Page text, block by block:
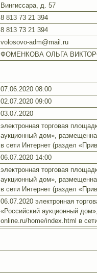
Вингиссара, д. 57
8 813 73 21 394
8 813 73 21 394
volosovo-adm@mail.ru
ФОМЕНКОВА ОЛЬГА
07.06.2020 08:00
02.07.2020 09:00
03.07.2020
электронная торговая
аукционный дом»,
в сети Интернет (раздел
06.07.2020 14:00
электронная торговая
аукционный дом»,
в сети Интернет (раздел
06.07.2020 электронная
«Российский аукционный
online.ru/home/index.html в